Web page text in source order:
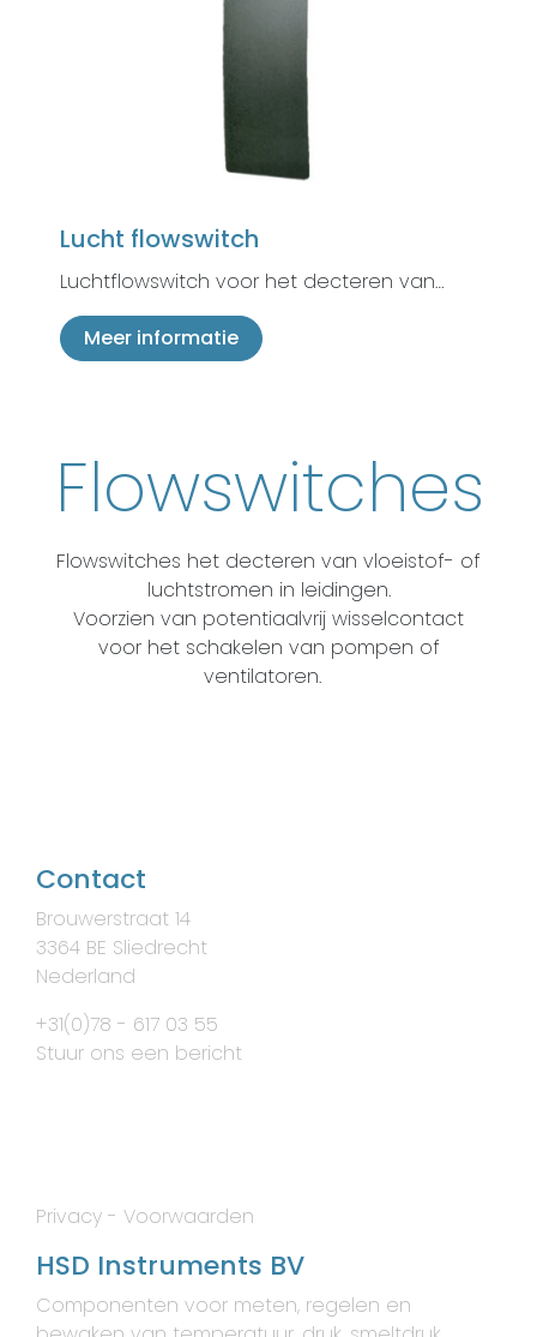
Lucht flowswitch
Luchtflowswitch voor het decteren van…
Meer informatie
Flowswitches
Flowswitches het decteren van vloeistof- of
luchtstromen in leidingen.
Voorzien van potentiaalvrij wisselcontact
voor het schakelen van pompen of
ventilatoren.
Contact
Brouwerstraat 14
3364 BE Sliedrecht
Nederland
+31(0)78 - 617 03 55
Stuur ons een bericht
Privacy - Voorwaarden
HSD Instruments BV
Componenten voor meten, regelen en